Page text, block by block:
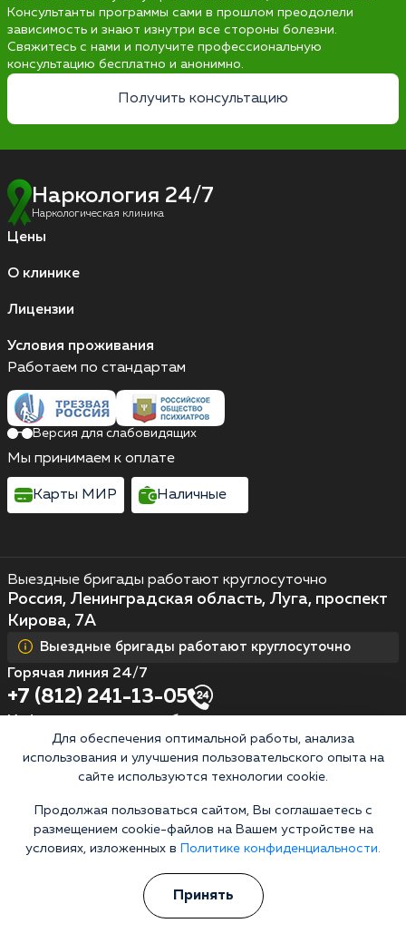
Консультанты программы сами в прошлом преодолели
зависимость и знают изнутри все стороны болезни.
Свяжитесь с нами и получите профессиональную
консультацию бесплатно и анонимно.
Получить консультацию
Наркология 24/7
Наркологическая клиника
Цены
О клинике
Лицензии
Условия проживания
Кодирование алкоголизма
Зашиться от алкоголизма
Кодирование уколом
Выездные бригады работают круглосуточно
Россия, Ленинградская область, Луга, проспект
Кирова, 7А
Выездные бригады работают круглосуточно
Горячая линия 24/7
+7 (812) 241-13-05
Работаем по стандартам
Версия для слабовидящих
Мы принимаем к оплате
Карты МИР Наличные
Для обеспечения оптимальной работы, анализа
использования и улучшения пользовательского опыта на
сайте используются технологии cookie.
Продолжая пользоваться сайтом, Вы соглашаетесь с
размещением cookie-файлов на Вашем устройстве на
условиях, изложенных в
Политике конфиденциальности.
Принять